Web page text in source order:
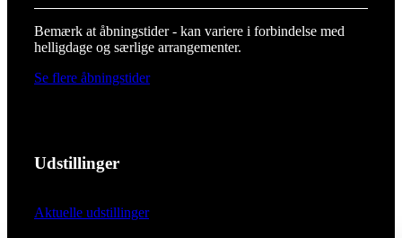
Bemærk at åbningstider - kan variere i forbindelse med
helligdage og særlige arrangementer.
Se flere åbningstider
Udstillinger
Aktuelle udstillinger